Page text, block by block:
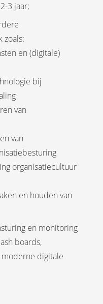
3 jaar;
zoals:
en (digitale)
bij
van
van
organisatiecultuur
en houden van
en monitoring
boards,
digitale